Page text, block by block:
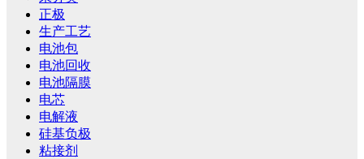
正极
生产工艺
电池包
电池回收
电池隔膜
电芯
电解液
硅基负极
粘接剂